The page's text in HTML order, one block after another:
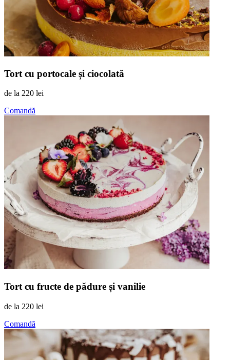
Tort cu portocale și ciocolată
de la 220 lei
Comandă
Tort cu fructe de pădure și vanilie
de la 220 lei
Comandă